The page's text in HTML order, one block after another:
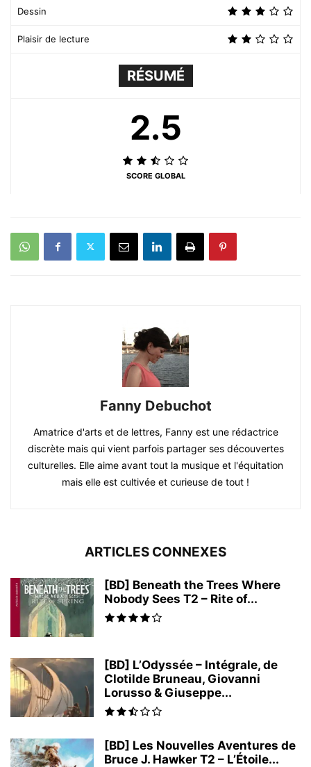
Dessin
Plaisir de lecture
RÉSUMÉ
2.5
SCORE GLOBAL
Fanny Debuchot
Amatrice d'arts et de lettres, Fanny est une rédactrice
discrète mais qui vient parfois partager ses découvertes
culturelles. Elle aime avant tout la musique et l'équitation
mais elle est cultivée et curieuse de tout !
ARTICLES CONNEXES
[BD] Beneath the Trees Where
Nobody Sees T2 – Rite of...
[BD] L’Odyssée – Intégrale, de
Clotilde Bruneau, Giovanni
Lorusso & Giuseppe...
[BD] Les Nouvelles Aventures de
Bruce J. Hawker T2 – L’Étoile...